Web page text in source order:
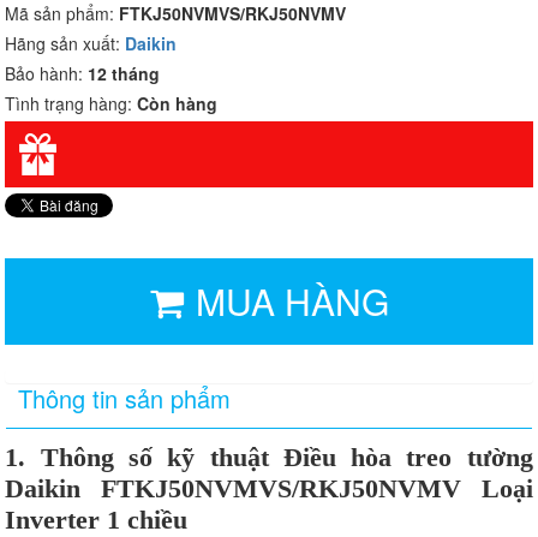
Mã sản phẩm: FTKJ50NVMVS/RKJ50NVMV
Hãng sản xuất: Daikin
Bảo hành: 12 tháng
Tình trạng hàng:Còn hàng
MUA HÀNG
Thông tin sản phẩm
1. Thông số kỹ thuật Điều hòa treo tường
Daikin FTKJ50NVMVS/RKJ50NVMV Loại
Inverter 1 chiều